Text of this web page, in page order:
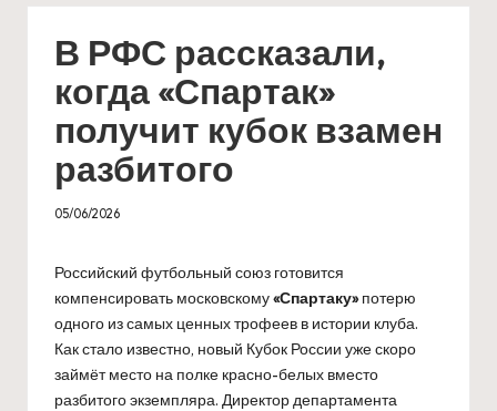
В РФС рассказали,
когда «Спартак»
получит кубок взамен
разбитого
05/06/2026
Российский футбольный союз готовится
компенсировать московскому«Спартаку»потерю
одного из самых ценных трофеев в истории клуба.
Как стало известно, новый Кубок России уже скоро
займёт место на полке красно-белых вместо
разбитого экземпляра. Директор департамента